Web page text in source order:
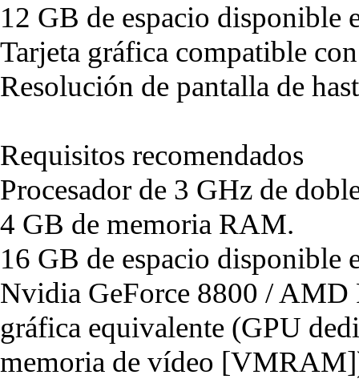
12 GB de espacio disponible
Tarjeta gráfica compatible
Resolución de pantalla de
Requisitos recomendados
Procesador de 3 GHz de
4 GB de memoria RAM.
16 GB de espacio disponible
Nvidia GeForce 8800 / AMD
gráfica equivalente (GPU
memoria de vídeo